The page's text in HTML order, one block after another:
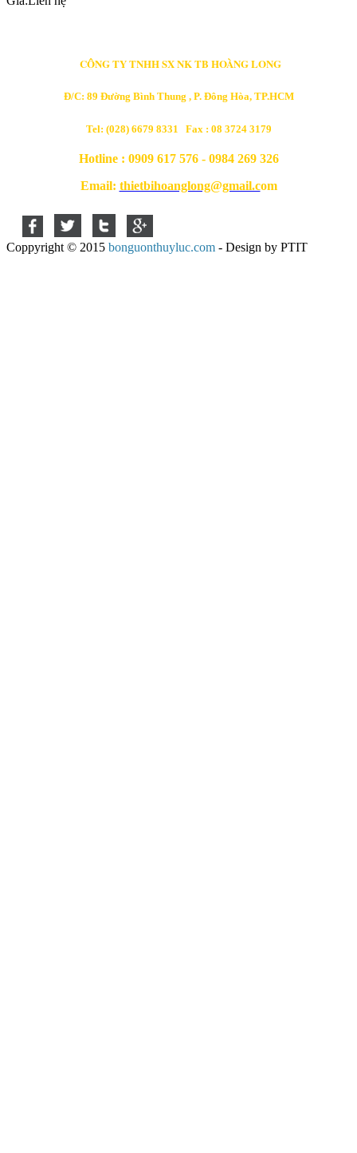
CÔNG TY TNHH SX NK TB HOÀNG LONG
Đ/C: 89 Đường Bình Thung , P. Đông Hòa, TP.HCM
Tel: (028) 6679 8331 Fax : 08 3724 3179
Hotline : 0909 617 576 - 0984 269 326
Email: thietbihoanglong@gmail.com
Coppyright © 2015 bonguonthuyluc.com - Design by PTIT